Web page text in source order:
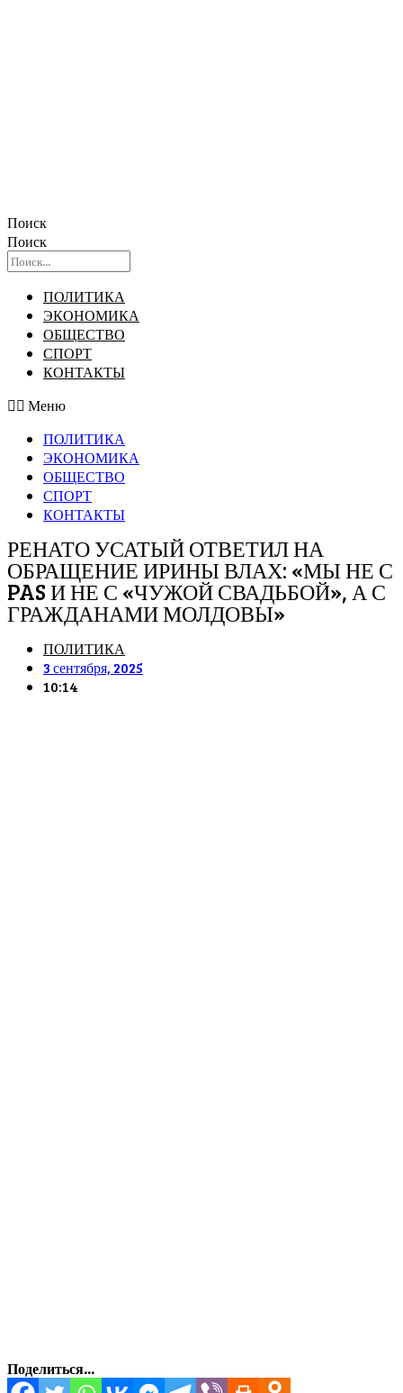
Поиск
Поиск
ПОЛИТИКА
ЭКОНОМИКА
ОБЩЕСТВО
СПОРТ
КОНТАКТЫ
Меню
ПОЛИТИКА
ЭКОНОМИКА
ОБЩЕСТВО
СПОРТ
КОНТАКТЫ
РЕНАТО УСАТЫЙ ОТВЕТИЛ НА
ОБРАЩЕНИЕ ИРИНЫ ВЛАХ: «МЫ НЕ С
PAS И НЕ С «ЧУЖОЙ СВАДЬБОЙ», А С
ГРАЖДАНАМИ МОЛДОВЫ»
ПОЛИТИКА
3 сентября, 2025
10:14
Поделиться...